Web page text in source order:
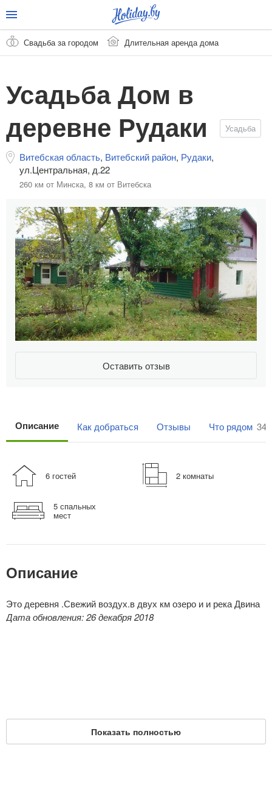
Свадьба за городом Длительная аренда дома
Усадьба Дом в
деревне Рудаки
Усадьба
Витебская область, Витебский район, Рудаки,
ул.Центральная, д.22
260 км от Минска, 8 км от Витебска
Оставить отзыв
Описание Как добраться Отзывы Что рядом 34
6 гостей 2 комнаты
5 спальных
мест
Описание
Это деревня .Свежий воздух.в двух км озеро и и река Двина
Дата обновления: 26 декабря 2018
Показать полностью